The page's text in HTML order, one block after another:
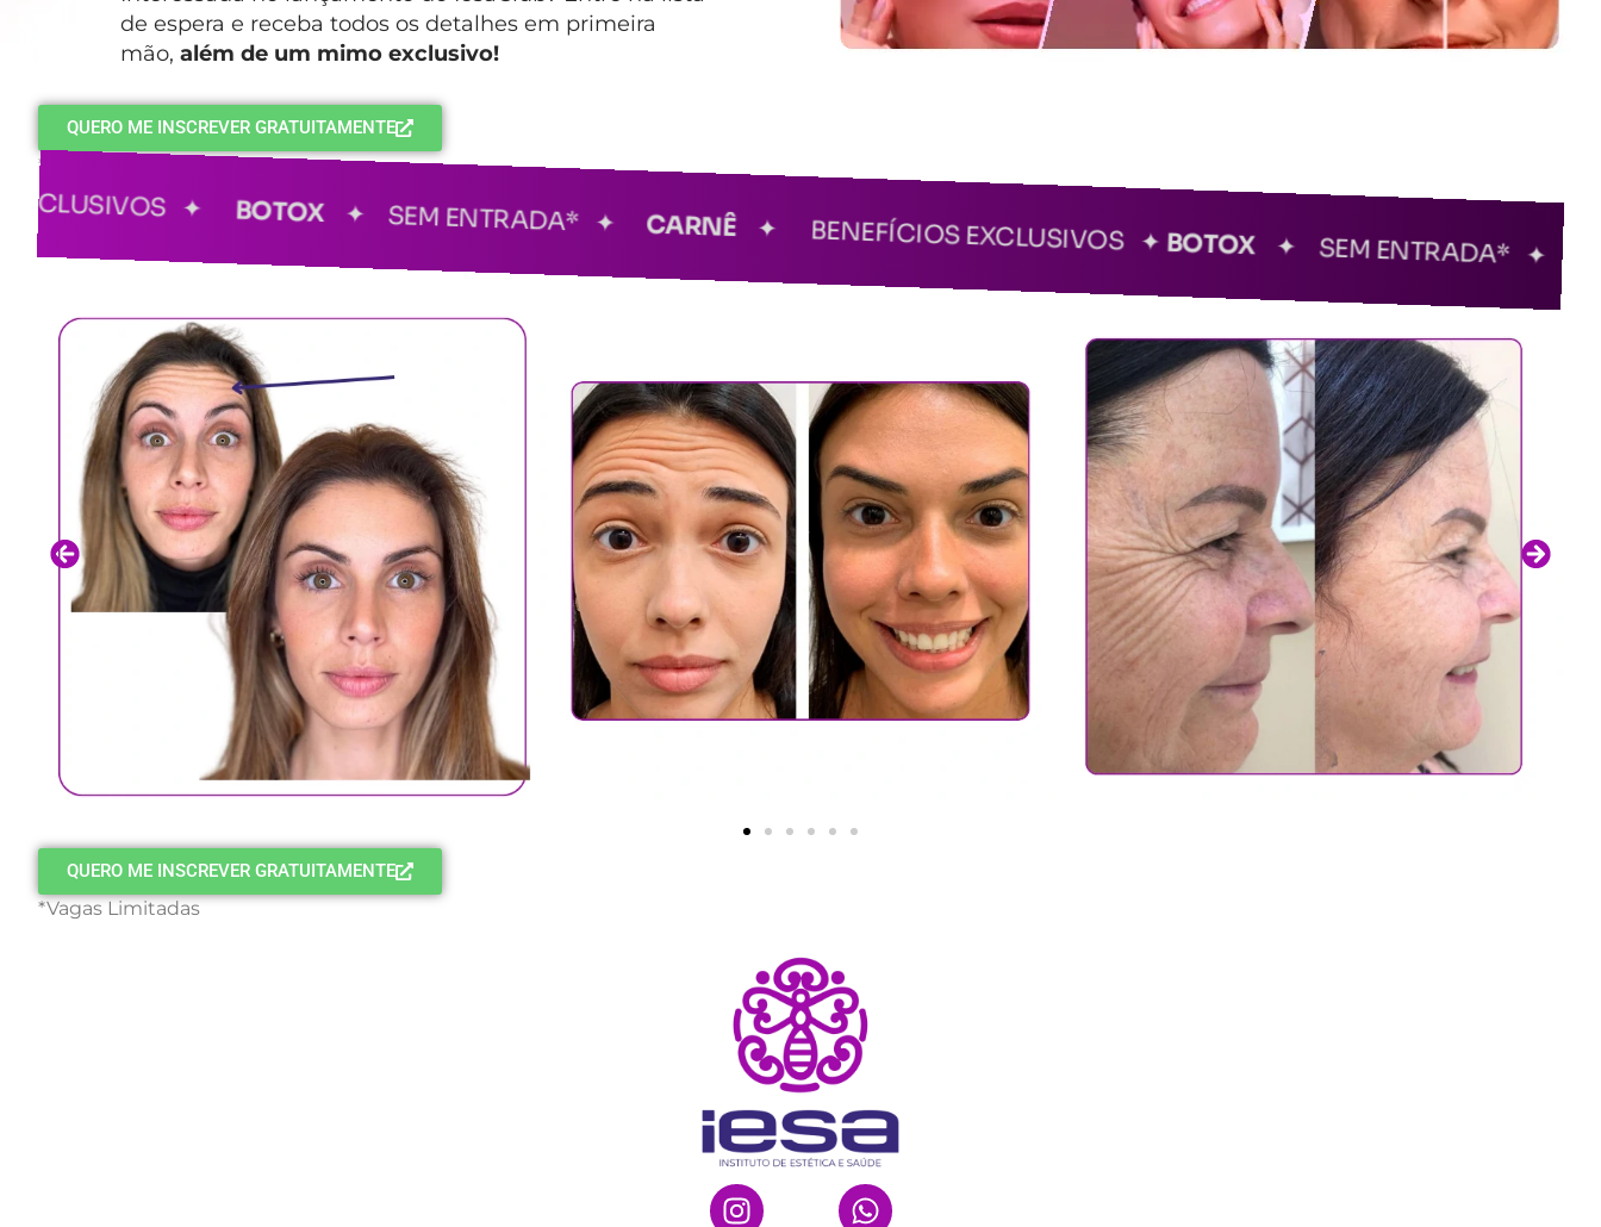
de espera e receba todos os detalhes em primeira
mão, além de um mimo exclusivo!
QUERO ME INSCREVER GRATUITAMENTE
*Vagas Limitadas
✦BOTOX✦ SEM ENTRADA* ✦ CARNÊ✦ BENEFÍCIOS EXCLUSIVOS ✦BOTOX✦ SEM ENTRADA* ✦
QUERO ME INSCREVER GRATUITAMENTE
*Vagas Limitadas